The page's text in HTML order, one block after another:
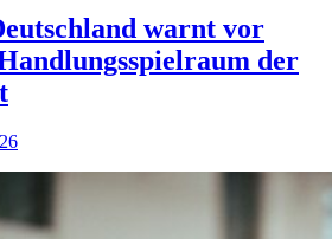
warnt vor
der